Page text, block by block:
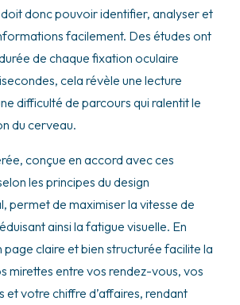
donc pouvoir identifier, analyser et
facilement. Des études ont
de chaque fixation oculaire
cela révèle une lecture
difficulté de parcours qui ralentit le
du cerveau.
conçue en accord avec ces
les principes du design
permet de maximiser la vitesse de
ainsi la fatigue visuelle. En
page claire et bien structurée facilite la
mirettes entre vos rendez-vous, vos
et votre chiffre d’affaires, rendant